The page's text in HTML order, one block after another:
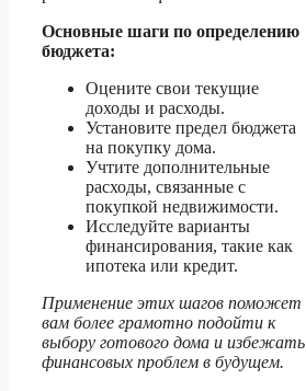
Основные шаги по определению
бюджета:
Оцените свои текущие
доходы и расходы.
Установите предел бюджета
на покупку дома.
Учтите дополнительные
расходы, связанные с
покупкой недвижимости.
Исследуйте варианты
финансирования, такие как
ипотека или кредит.
Применение этих шагов поможет
вам более грамотно подойти к
выбору готового дома и избежать
финансовых проблем в будущем.